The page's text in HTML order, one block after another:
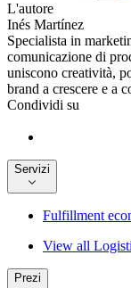
L'autore
Inés Martínez
Specialista in
comunicazione di
uniscono creatività,
brand a crescere e a
Condividi su
Servizi
Fulfillment
View all
Prezi